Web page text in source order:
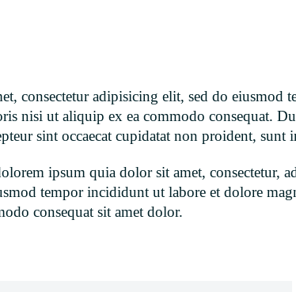
consectetur adipisicing elit, sed do
nisi ut aliquip ex ea commodo consequat.
sint occaecat cupidatat non proident, sunt
ipsum quia dolor sit amet, consectetur,
tempor incididunt ut labore et dolore
consequat sit amet dolor.